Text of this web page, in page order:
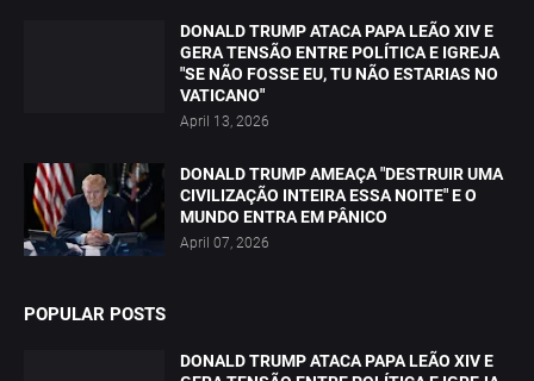
DONALD TRUMP ATACA PAPA LEÃO XIV E
GERA TENSÃO ENTRE POLÍTICA E IGREJA
"SE NÃO FOSSE EU, TU NÃO ESTARIAS NO
VATICANO"
April 13, 2026
DONALD TRUMP AMEAÇA "DESTRUIR UMA
CIVILIZAÇÃO INTEIRA ESSA NOITE" E O
MUNDO ENTRA EM PÂNICO
April 07, 2026
POPULAR POSTS
DONALD TRUMP ATACA PAPA LEÃO XIV E